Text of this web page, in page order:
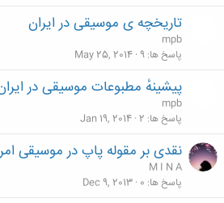
تاريخچه ی موسيقى در ايران
mpb
پاسخ ها 9
May 25, 2014
پيشينهٔ مطبوعات موسيقى در
mpb
پاسخ ها 2
Jan 19, 2014
نقدی بر مقوله پاپ در موسیقی
M I N A
پاسخ ها 0
Dec 9, 2013